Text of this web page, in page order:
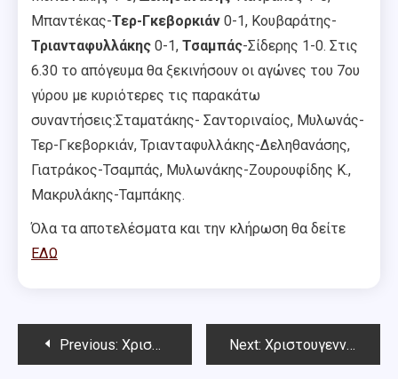
Μπαντέκας-Τερ-Γκεβορκιάν 0-1, Κουβαράτης-
Τριανταφυλλάκης 0-1, Τσαμπάς-Σίδερης 1-0. Στις
6.30 το απόγευμα θα ξεκινήσουν οι αγώνες του 7ου
γύρου με κυριότερες τις παρακάτω
συναντήσεις:Σταματάκης- Σαντοριναίος, Μυλωνάς-
Τερ-Γκεβορκιάν, Τριανταφυλλάκης-Δεληθανάσης,
Γιατράκος-Τσαμπάς, Μυλωνάκης-Ζουρουφίδης Κ.,
Μακρυλάκης-Ταμπάκης.
Όλα τα αποτελέσματα και την κλήρωση θα δείτε
ΕΔΩ
PostPrevious: Χριστουγεννιάτικο Open Chess Square – Αχιλλέας Μητσάκος 2023 (3ος-4ος γύρος) Next: Χριστουγεννιάτικο Open Chess Square – Αχιλλέας Μητσάκος 2023 (7ος γύρος-Απονομές)